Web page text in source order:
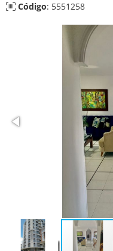
Código: 5551258